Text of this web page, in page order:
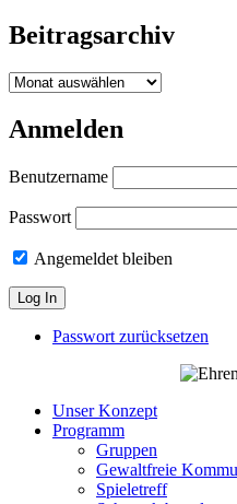
Beitragsarchiv
Beitragsarchiv
Anmelden
Benutzername
Passwort
Angemeldet bleiben
Passwort zurücksetzen
Unser Konzept
Programm
Gruppen
Gewaltfreie
Spieletreff